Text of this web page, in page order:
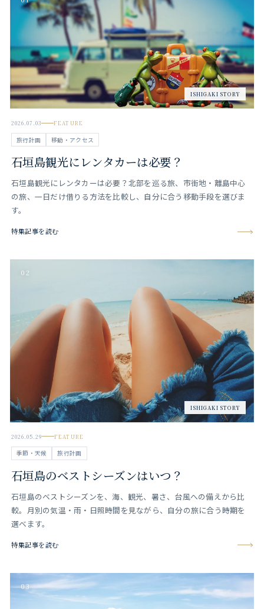
ISHIGAKI STORY
2026.07.03 FEATURE
旅行計画 移動・アクセス
石垣島観光にレンタカーは必要？
石垣島観光にレンタカーは必要？北部を巡る旅、市街地・離島中心
の旅、一日だけ借りる方法を比較し、自分に合う移動手段を選びま
す。
特集記事を読む
02
ISHIGAKI STORY
2026.05.29 FEATURE
季節・天候 旅行計画
石垣島のベストシーズンはいつ？
石垣島のベストシーズンを、海、観光、暑さ、台風への備えから比
較。月別の気温・雨・日照時間を見ながら、自分の旅に合う時期を
選べます。
特集記事を読む
03